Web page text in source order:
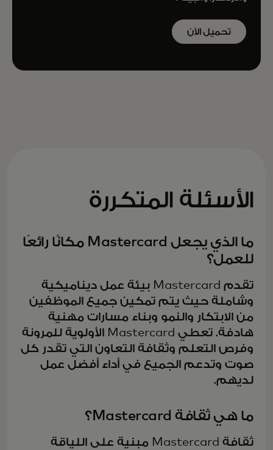
تحميل الآن
الأسئلة المتكررة
ما الذي يجعل Mastercard مكانًا رائعًا
للعمل؟
تقدم Mastercard بيئة عمل ديناميكية
وشاملة حيث يتم تمكين جميع الموظفين
من الابتكار والنمو وبناء مسارات مهنية
هادفة. تعطي Mastercard الأولوية للمرونة
وفرص التعلم وثقافة التعاون التي تقدر كل
صوت وتدعم الجميع في أداء أفضل عمل
لديهم.
ما هي ثقافة Mastercard؟
ثقافة Mastercard مبنية على اللياقة